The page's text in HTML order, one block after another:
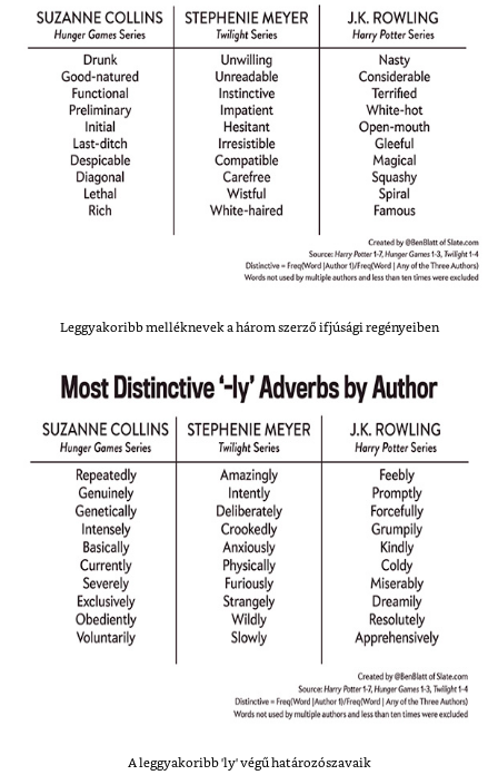
Leggyakoribb melléknevek a három szerző ifjúsági regényeiben
A leggyakoribb 'ly' végű határozószavaik